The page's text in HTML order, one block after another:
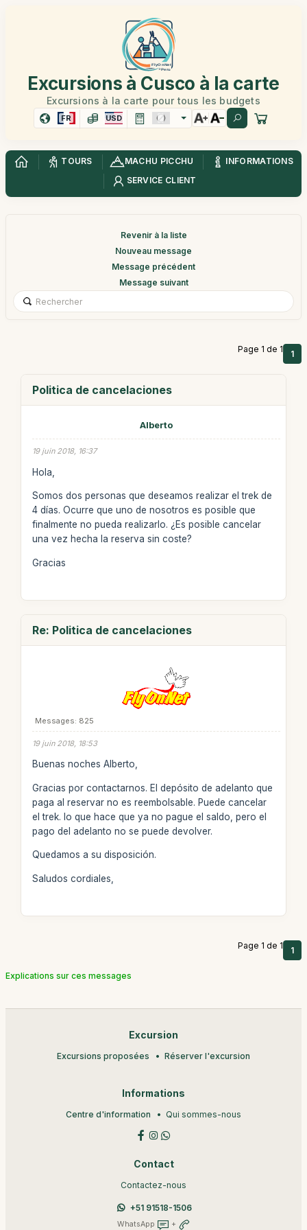
Excursions à Cusco à la carte
Excursions à la carte pour tous les budgets
FR USD
TOURS MACHU PICCHU
INFORMATIONS
SERVICE CLIENT
Revenir à la liste
Nouveau message
Message précédent
Message suivant
Page 1 de 1 1
Politica de cancelaciones
Alberto
19 juin 2018, 16:37
Hola,
Somos dos personas que deseamos realizar el trek de
4 días. Ocurre que uno de nosotros es posible que
finalmente no pueda realizarlo. ¿Es posible cancelar
una vez hecha la reserva sin coste?
Gracias
Re: Politica de cancelaciones
Messages: 825
19 juin 2018, 18:53
Buenas noches Alberto,
Gracias por contactarnos. El depósito de adelanto que
paga al reservar no es reembolsable. Puede cancelar
el trek. lo que hace que ya no pague el saldo, pero el
pago del adelanto no se puede devolver.
Quedamos a su disposición.
Saludos cordiales,
Page 1 de 1 1
Explications sur ces messages
Excursion
Excursions proposées Réserver l'excursion
Informations
Centre d'information Qui sommes-nous
Contact
Contactez-nous
+51 91518-1506
WhatsApp +